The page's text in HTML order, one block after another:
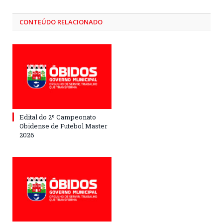
CONTEÚDO RELACIONADO
Edital do 2º Campeonato
Obidense de Futebol Master
2026